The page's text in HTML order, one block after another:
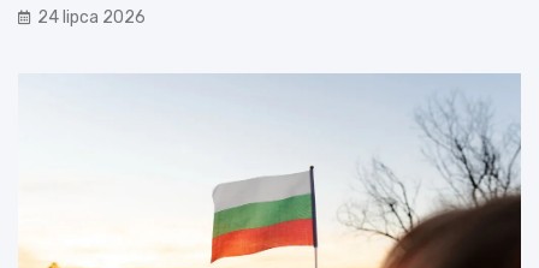
24 lipca 2026